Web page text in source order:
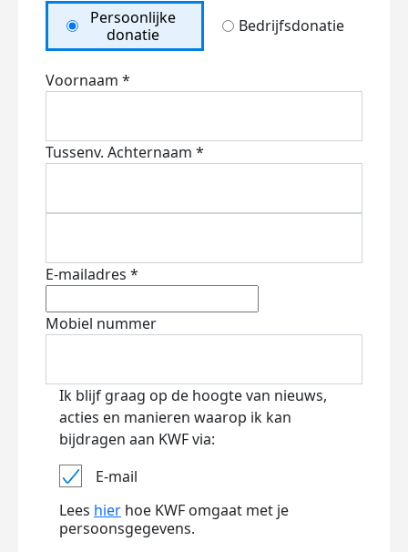
Persoonlijke
donatie
Bedrijfsdonatie
Voornaam *
Tussenv. Achternaam *
E-mailadres *
Mobiel nummer
Ik blijf graag op de hoogte van nieuws,
acties en manieren waarop ik kan
bijdragen aan KWF via:
E-mail
Lees hier hoe KWF omgaat met je
persoonsgegevens.